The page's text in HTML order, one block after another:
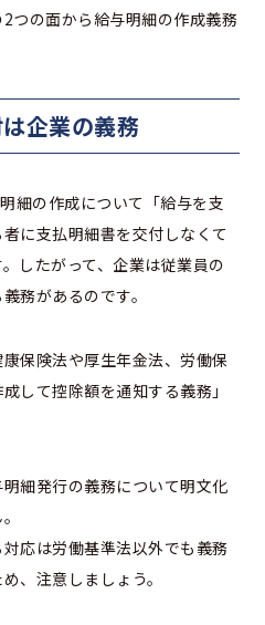
つの面から給与明細の作成義務
企業の義務
細の作成について「給与を支
に支払明細書を交付しなくて
したがって、企業は従業員の
務があるのです。
保険法や厚生年金法、労働保
して控除額を通知する義務」
細発行の義務について明文化
応は労働基準法以外でも義務
、注意しましょう。